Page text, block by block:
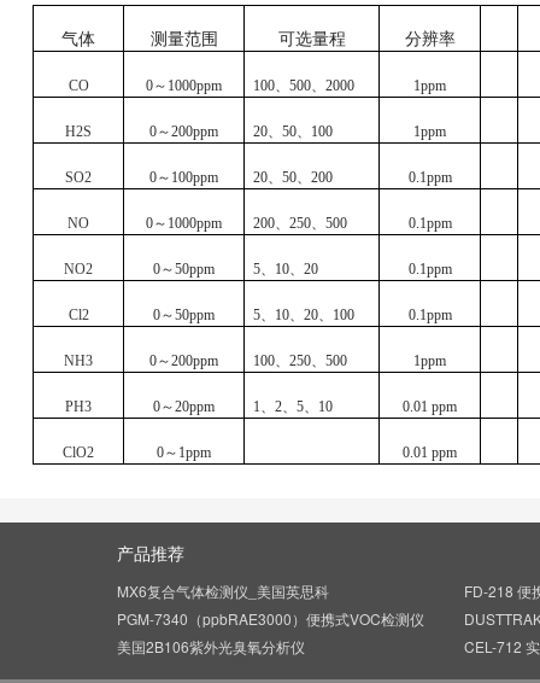
气体 测量范围 可选量程 分辨率
CO 0～ 1000ppm 100、500、2000 1ppm
H2S 0～200ppm 20、50、 100 1ppm
SO2 0～ 100ppm 20、50、200 0.1ppm
NO 0～ 1000ppm 200、250、500 0.1ppm
NO2 0～50ppm 5、 10、20 0.1ppm
Cl2 0～50ppm 5、 10、20、 100 0.1ppm
NH3 0～200ppm 100、250、500 1ppm
PH3 0～20ppm 1、2、5、 10 0.01 ppm
ClO2 0～ 1ppm 0.01 ppm
产品推荐
MX6复合气体检测仪_美国英思科
PGM-7340（ppbRAE3000）便携式VOC检测仪
美国2B106紫外光臭氧分析仪
FD-218 便
CEL-712